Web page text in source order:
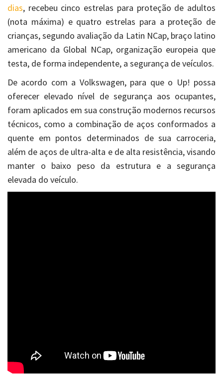
dias, recebeu cinco estrelas para proteção de adultos
(nota máxima) e quatro estrelas para a proteção de
crianças, segundo avaliação da Latin NCap, braço latino
americano da Global NCap, organização europeia que
testa, de forma independente, a segurança de veículos.
De acordo com a Volkswagen, para que o Up! possa
oferecer elevado nível de segurança aos ocupantes,
foram aplicados em sua construção modernos recursos
técnicos, como a combinação de aços conformados a
quente em pontos determinados de sua carroceria,
além de aços de ultra-alta e de alta resistência, visando
manter o baixo peso da estrutura e a segurança
elevada do veículo.